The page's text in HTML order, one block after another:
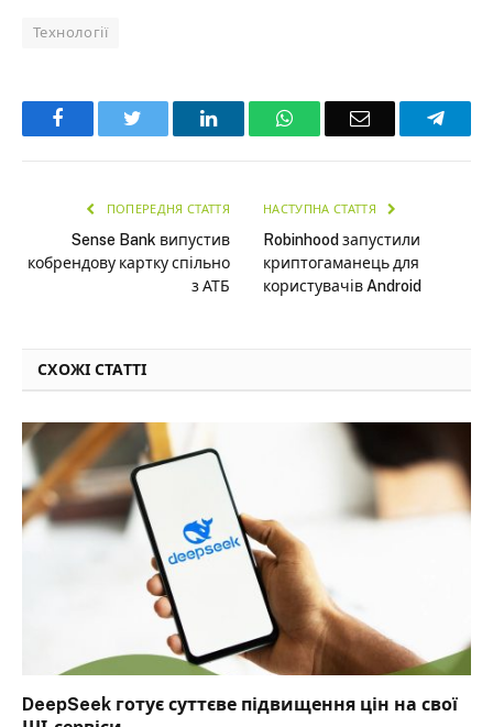
Технології
Facebook LinkedInWhatsAppEmail
ПОПЕРЕДНЯ СТАТТЯ
Sense Bank випустив
кобрендову картку спільно
з АТБ
НАСТУПНА СТАТТЯ
Robinhood запустили
криптогаманець для
користувачів Android
СХОЖІ СТАТТІ
DeepSeek готує суттєве підвищення цін на свої